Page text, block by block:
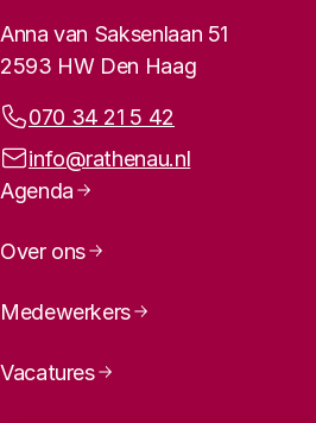
Contactinformatie
Anna van Saksenlaan 51
2593 HW Den Haag
Telefoonnummer:
070 34 21 5 42
E-mailadres:
info@rathenau.nl
Paginanavigatie
Agenda
Over ons
Medewerkers
Vacatures